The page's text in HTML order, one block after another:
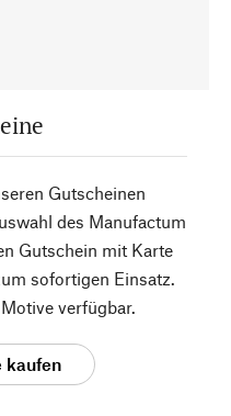
Gutscheinen
des Manufactum
Gutschein mit Karte
sofortigen Einsatz.
verfügbar.
kaufen